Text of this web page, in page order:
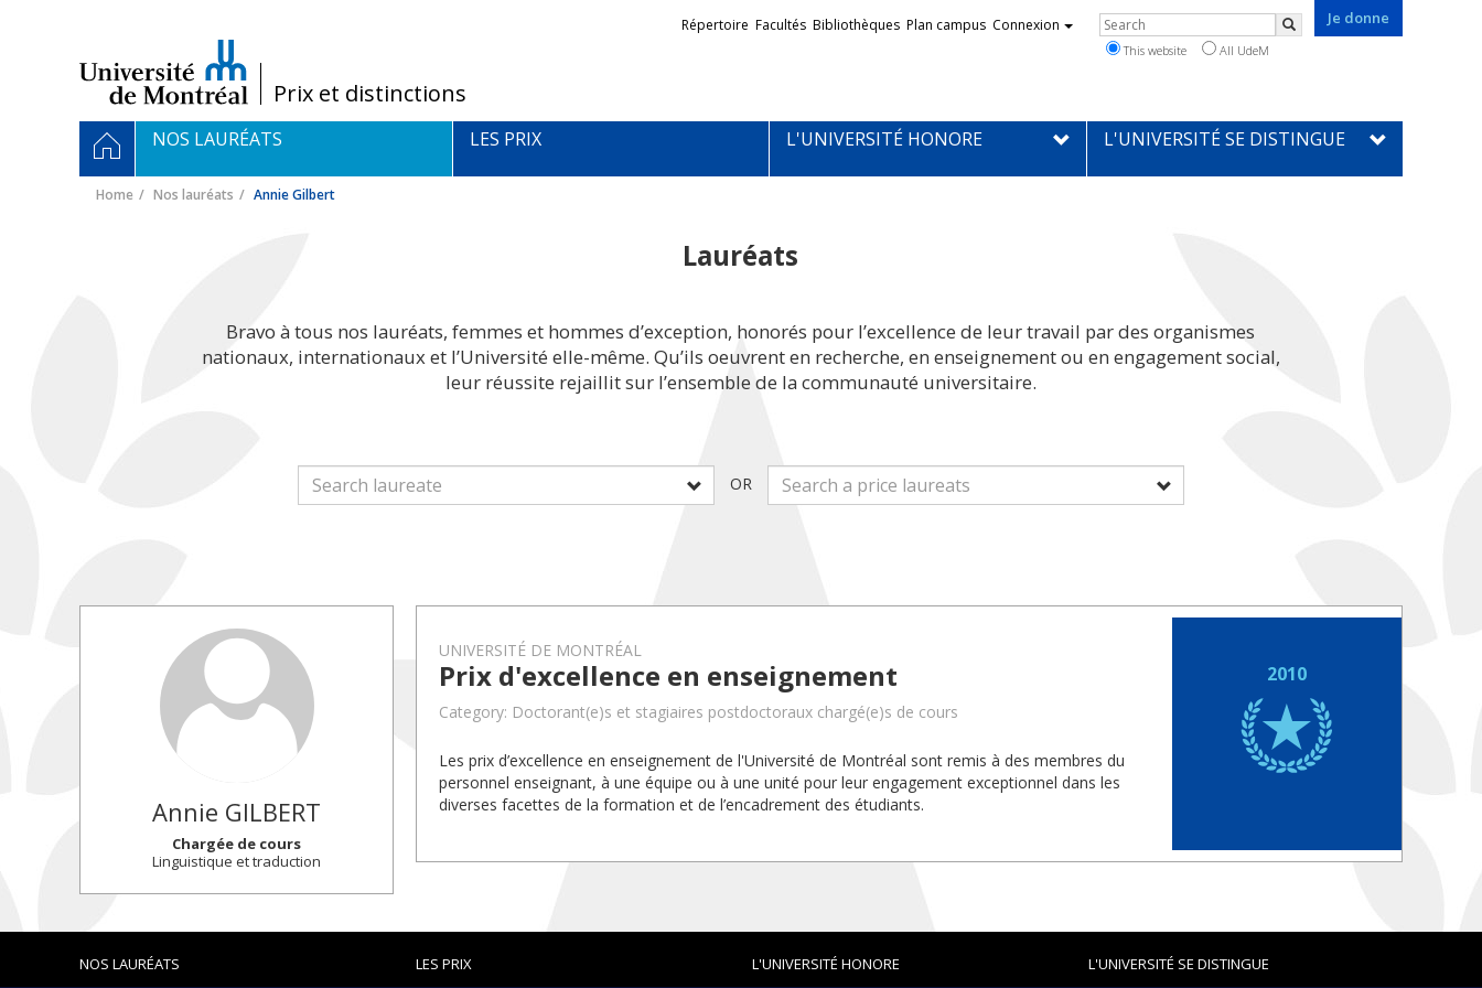
/Prix et distinctions
Je donne
Liens
externes
Répertoire Facultés Bibliothèques Plan campus Connexion Rechercher
Search
This website All UdeM
Navigation
principale
HOMENOS LAURÉATS LES PRIX L'UNIVERSITÉ HONORE L'UNIVERSITÉ SE DISTINGUE
Home Nos lauréats Annie Gilbert
Lauréats
Bravo à tous nos lauréats, femmes et hommes d’exception, honorés pour l’excellence de leur travail par des organismes
nationaux, internationaux et l’Université elle-même. Qu’ils oeuvrent en recherche, en enseignement ou en engagement social,
leur réussite rejaillit sur l’ensemble de la communauté universitaire.
OR
Annie GILBERT
Chargée de cours
Linguistique et traduction
UNIVERSITÉ DE MONTRÉAL
Prix d'excellence en enseignement
Category: Doctorant(e)s et stagiaires postdoctoraux chargé(e)s de cours
Les prix d’excellence en enseignement de l'Université de Montréal sont remis à des membres du
personnel enseignant, à une équipe ou à une unité pour leur engagement exceptionnel dans les
diverses facettes de la formation et de l’encadrement des étudiants.
2010
NOS LAURÉATS LES PRIX L'UNIVERSITÉ HONORE L'UNIVERSITÉ SE DISTINGUE